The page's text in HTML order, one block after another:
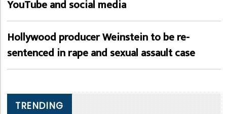
YouTube and social media
Hollywood producer Weinstein to be re-
sentenced in rape and sexual assault case
TRENDING